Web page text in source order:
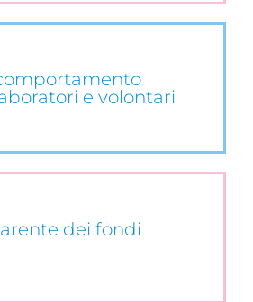
e volontari
dei fondi